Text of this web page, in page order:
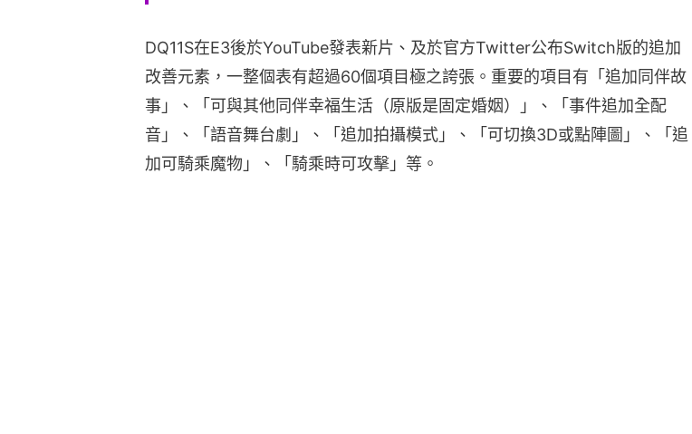
DQ11S在E3後於YouTube發表新片、及於官方Twitter公布Switch版的追加
改善元素，一整個表有超過60個項目極之誇張。重要的項目有「追加同伴故
事」、「可與其他同伴幸福生活（原版是固定婚姻）」、「事件追加全配
音」、「語音舞台劇」、「追加拍攝模式」、「可切換3D或點陣圖」、「追
加可騎乘魔物」、「騎乘時可攻擊」等。